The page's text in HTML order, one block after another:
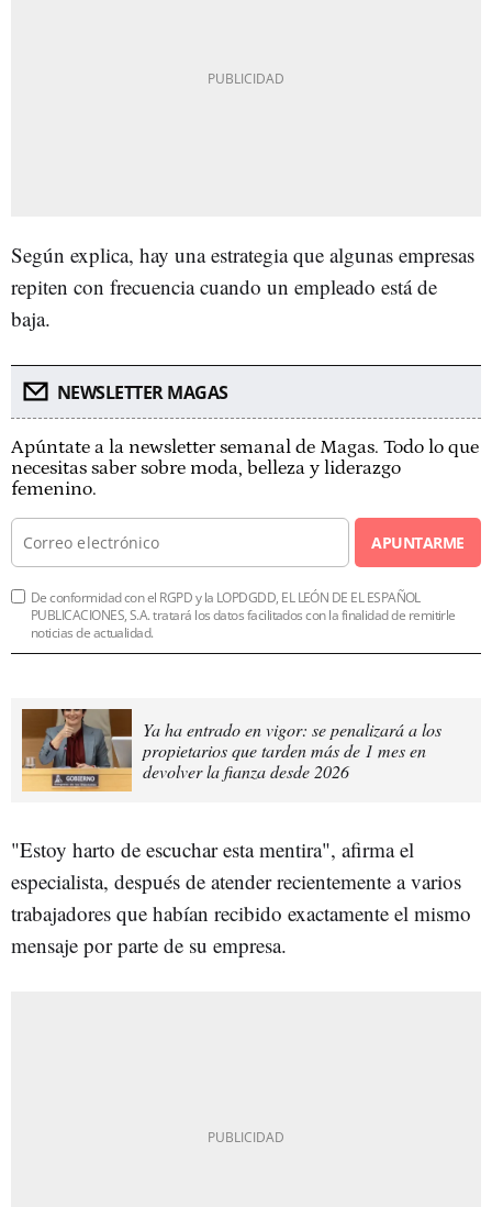
Según explica, hay una estrategia que algunas empresas
repiten con frecuencia cuando un empleado está de
baja.
NEWSLETTER MAGAS
Apúntate a la newsletter semanal de Magas. Todo lo que
necesitas saber sobre moda, belleza y liderazgo
femenino.
APUNTARME
De conformidad con el RGPD y la LOPDGDD, EL LEÓN DE EL ESPAÑOL
PUBLICACIONES, S.A. tratará los datos facilitados con la finalidad de remitirle
noticias de actualidad.
Ya ha entrado en vigor: se penalizará a los
propietarios que tarden más de 1 mes en
devolver la fianza desde 2026
"Estoy harto de escuchar esta mentira", afirma el
especialista, después de atender recientemente a varios
trabajadores que habían recibido exactamente el mismo
mensaje por parte de su empresa.